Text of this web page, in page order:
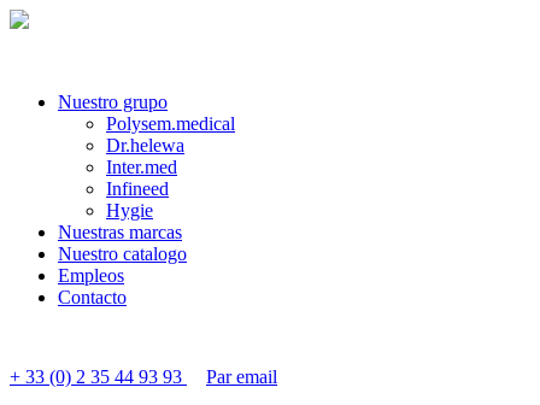
Nuestro grupo
Polysem.medical
Dr.helewa
Inter.med
Infineed
Hygie
Nuestras marcas
Nuestro catalogo
Empleos
Contacto
+ 33 (0) 2 35 44 93 93
Par email